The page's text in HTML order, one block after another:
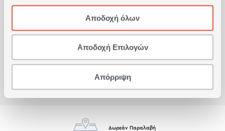
Αποδοχή όλων
Αποδοχή Επιλογών
Απόρριψη
Είδατε πρόσφατα
Δωρεάν Παραλαβή